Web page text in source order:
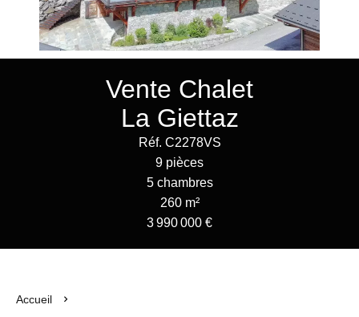
Vente Chalet
La Giettaz
Réf. C2278VS
9 pièces
5 chambres
260 m²
3 990 000 €
Accueil